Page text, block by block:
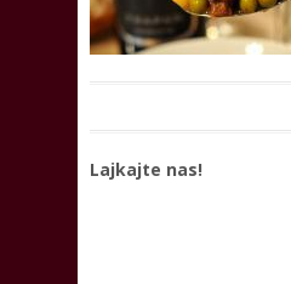
Lajkajte nas!